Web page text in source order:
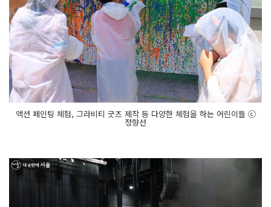
액션 페인팅 체험, 그라비티 굿즈 제작 등 다양한 체험을 하는 어린이들 ⓒ
정향선